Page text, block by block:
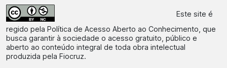
Este site é
regido pela Política de Acesso Aberto ao Conhecimento , que
busca garantir à sociedade o acesso gratuito, público e
aberto ao conteúdo integral de toda obra intelectual
produzida pela Fiocruz.